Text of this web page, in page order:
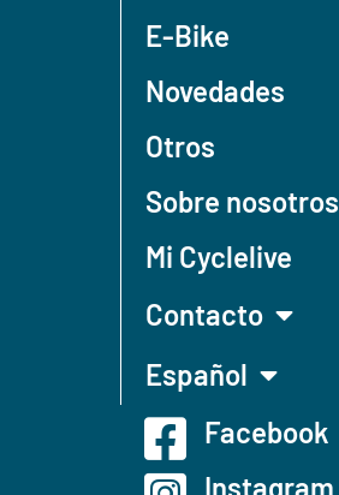
E-Bike
Novedades
Otros
Sobre nosotros
Mi Cyclelive
Contacto
Español
Facebook
Instagram